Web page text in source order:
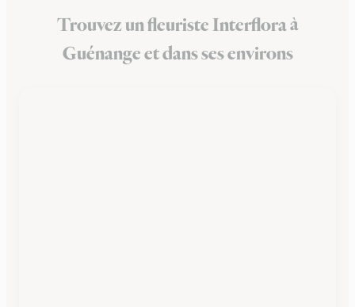
Trouvez un fleuriste Interflora à
Guénange et dans ses environs